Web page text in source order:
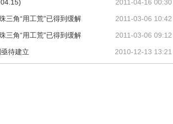
2011-04-16 00:30
2011-03-06 10:42
三角“用工荒”已得到缓解
2011-03-06 09:12
三角“用工荒”已得到缓解
2010-12-13 13:21
待建立